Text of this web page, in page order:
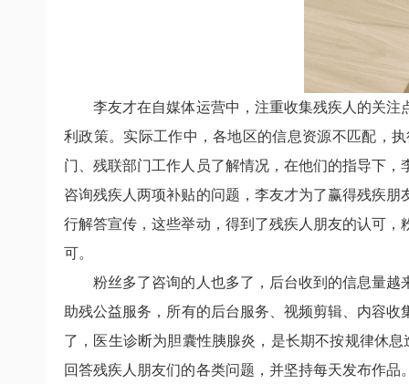
李友才在自媒体运营中，注重收集残疾人的关
利政策。实际工作中，各地区的信息资源不匹配，
门、残联部门工作人员了解情况，在他们的指导下
咨询残疾人两项补贴的问题，李友才为了赢得残疾
行解答宣传，这些举动，得到了残疾人朋友的认可
可。
粉丝多了咨询的人也多了，后台收到的信息量
助残公益服务，所有的后台服务、视频剪辑、内容
了，医生诊断为胆囊性胰腺炎，是长期不按规律休
回答残疾人朋友们的各类问题，并坚持每天发布作